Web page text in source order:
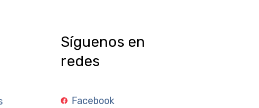
Síguenos en
redes
Facebook